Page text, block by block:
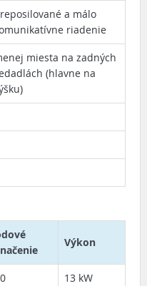
a málo
riadenie
miesta na zadných
(hlavne na
Výkon
13 kW